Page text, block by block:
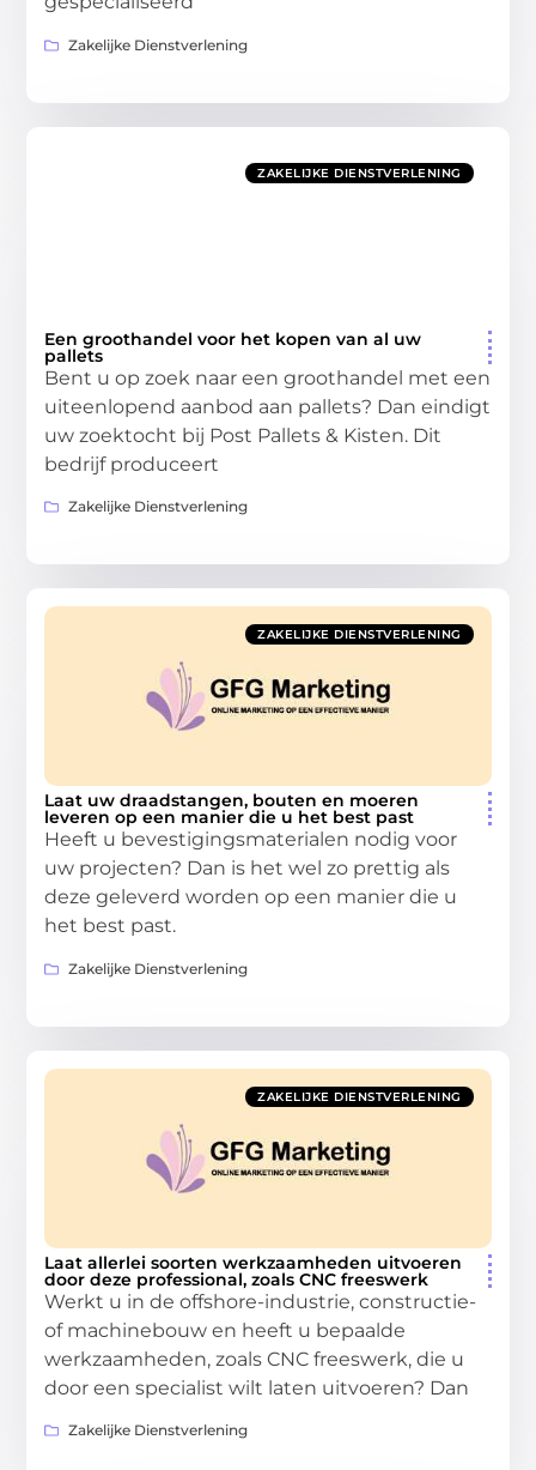
Zakelijke Dienstverlening
ZAKELIJKE DIENSTVERLENING
Een groothandel voor het kopen van al uw
pallets
Bent u op zoek naar een groothandel met een
uiteenlopend aanbod aan pallets? Dan eindigt
uw zoektocht bij Post Pallets & Kisten. Dit
bedrijf produceert
Zakelijke Dienstverlening
ZAKELIJKE DIENSTVERLENING
Laat uw draadstangen, bouten en moeren
leveren op een manier die u het best past
Heeft u bevestigingsmaterialen nodig voor
uw projecten? Dan is het wel zo prettig als
deze geleverd worden op een manier die u
het best past.
Zakelijke Dienstverlening
ZAKELIJKE DIENSTVERLENING
Laat allerlei soorten werkzaamheden uitvoeren
door deze professional, zoals CNC freeswerk
Werkt u in de offshore-industrie, constructie-
of machinebouw en heeft u bepaalde
werkzaamheden, zoals CNC freeswerk, die u
door een specialist wilt laten uitvoeren? Dan
Zakelijke Dienstverlening